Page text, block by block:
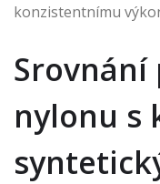
konzistentnímu
Srovnání
nylonu s